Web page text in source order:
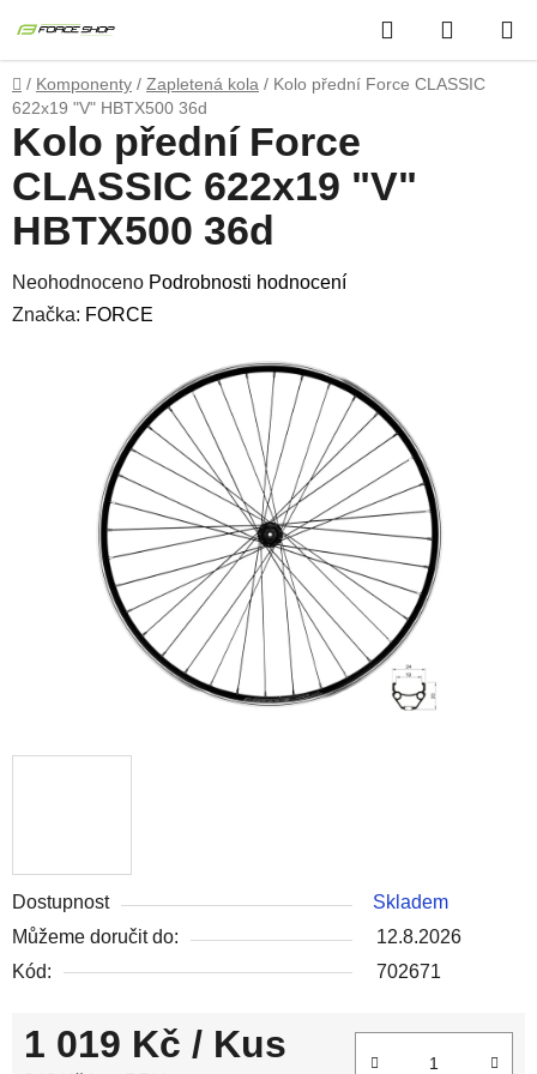
na
obsah
Hledat
KOŠÍK
Domů
/ Komponenty / Zapletená kola / Kolo přední Force CLASSIC
622x19 "V" HBTX500 36d
Dostupnost
Skladem
Můžeme doručit do:
12.8.2026
Kód:
702671
1 019 Kč / Kus
Kolo přední Force
CLASSIC 622x19 "V"
HBTX500 36d
Průměrné
hodnocení
hvězdiček.
Neohodnoceno Podrobnosti hodnocení
Značka: FORCE